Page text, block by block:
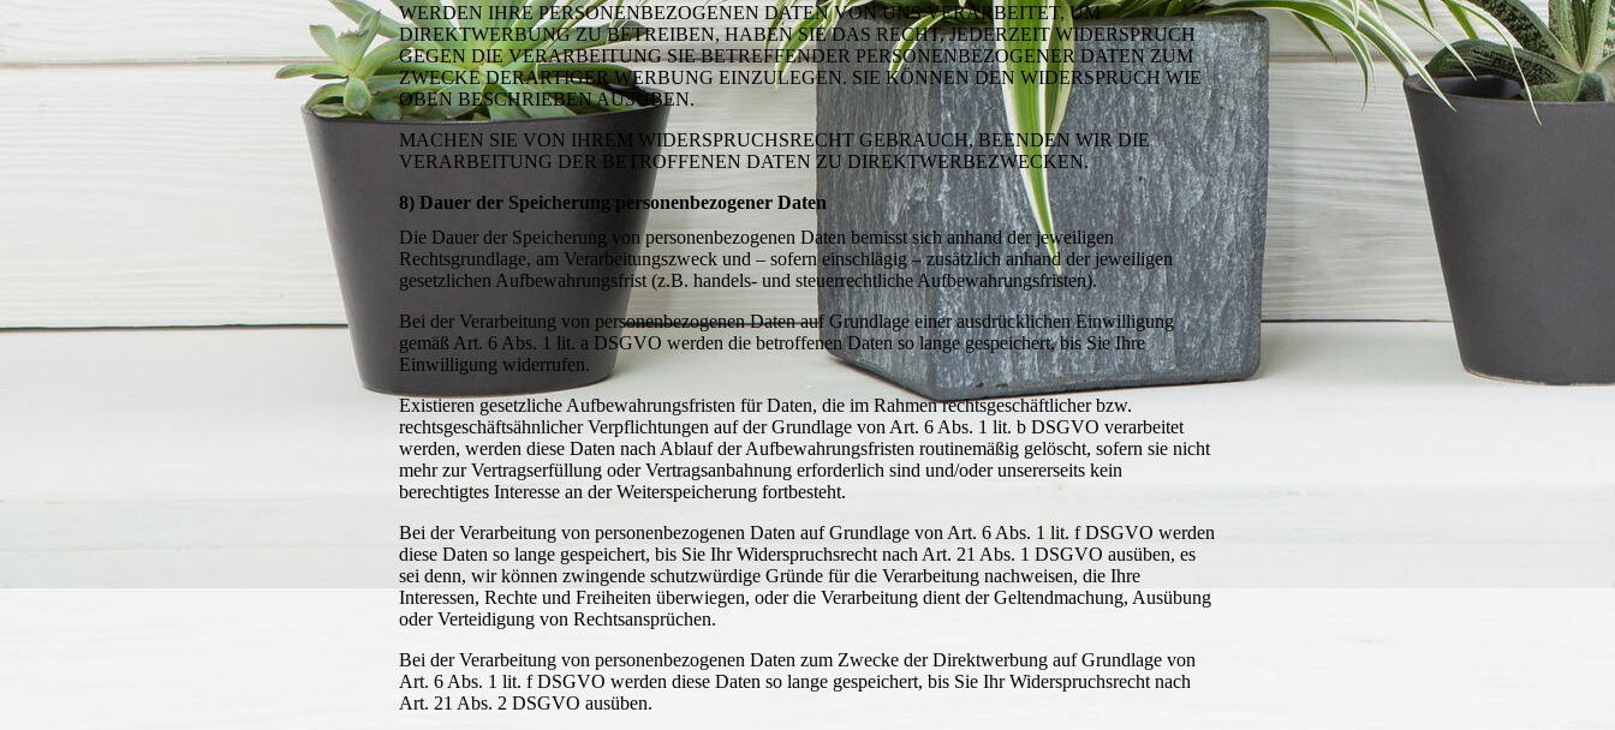
WERDEN IHRE PERSONENBEZOGENEN DATEN VON UNS VERARBEITET, UM
DIREKTWERBUNG ZU BETREIBEN, HABEN SIE DAS RECHT, JEDERZEIT WIDERSPRUCH
GEGEN DIE VERARBEITUNG SIE BETREFFENDER PERSONENBEZOGENER DATEN ZUM
ZWECKE DERARTIGER WERBUNG EINZULEGEN. SIE KÖNNEN DEN WIDERSPRUCH WIE
OBEN BESCHRIEBEN AUSÜBEN.
MACHEN SIE VON IHREM WIDERSPRUCHSRECHT GEBRAUCH, BEENDEN WIR DIE
VERARBEITUNG DER BETROFFENEN DATEN ZU DIREKTWERBEZWECKEN.
8) Dauer der Speicherung personenbezogener Daten
Die Dauer der Speicherung von personenbezogenen Daten bemisst sich anhand der jeweiligen
Rechtsgrundlage, am Verarbeitungszweck und – sofern einschlägig – zusätzlich anhand der jeweiligen
gesetzlichen Aufbewahrungsfrist (z.B. handels- und steuerrechtliche Aufbewahrungsfristen).
Bei der Verarbeitung von personenbezogenen Daten auf Grundlage einer ausdrücklichen Einwilligung
gemäß Art. 6 Abs. 1 lit. a DSGVO werden die betroffenen Daten so lange gespeichert, bis Sie Ihre
Einwilligung widerrufen.
Existieren gesetzliche Aufbewahrungsfristen für Daten, die im Rahmen rechtsgeschäftlicher bzw.
rechtsgeschäftsähnlicher Verpflichtungen auf der Grundlage von Art. 6 Abs. 1 lit. b DSGVO verarbeitet
werden, werden diese Daten nach Ablauf der Aufbewahrungsfristen routinemäßig gelöscht, sofern sie nicht
mehr zur Vertragserfüllung oder Vertragsanbahnung erforderlich sind und/oder unsererseits kein
berechtigtes Interesse an der Weiterspeicherung fortbesteht.
Bei der Verarbeitung von personenbezogenen Daten auf Grundlage von Art. 6 Abs. 1 lit. f DSGVO werden
diese Daten so lange gespeichert, bis Sie Ihr Widerspruchsrecht nach Art. 21 Abs. 1 DSGVO ausüben, es
sei denn, wir können zwingende schutzwürdige Gründe für die Verarbeitung nachweisen, die Ihre
Interessen, Rechte und Freiheiten überwiegen, oder die Verarbeitung dient der Geltendmachung, Ausübung
oder Verteidigung von Rechtsansprüchen.
Bei der Verarbeitung von personenbezogenen Daten zum Zwecke der Direktwerbung auf Grundlage von
Art. 6 Abs. 1 lit. f DSGVO werden diese Daten so lange gespeichert, bis Sie Ihr Widerspruchsrecht nach
Art. 21 Abs. 2 DSGVO ausüben.